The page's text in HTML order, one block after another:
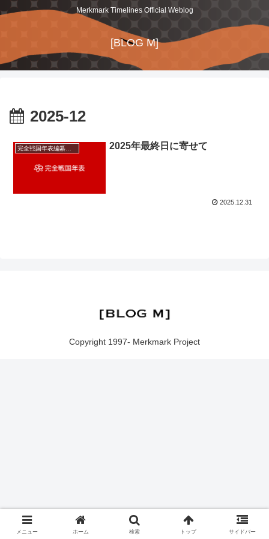
Merkmark Timelines Official Weblog
[BLOG M]
2025-12
完全戦国年表編纂後記 2025年最終日に寄せて
2025.12.31
Copyright 1997- Merkmark Project
メニュー ホーム 検索 トップ サイドバー